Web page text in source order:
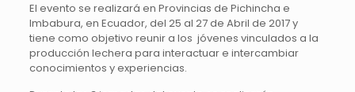
El evento se realizará en Provincias de Pichincha e
Imbabura, en Ecuador, del 25 al 27 de Abril de 2017 y
tiene como objetivo reunir a los jóvenes vinculados a la
producción lechera para interactuar e intercambiar
conocimientos y experiencias.